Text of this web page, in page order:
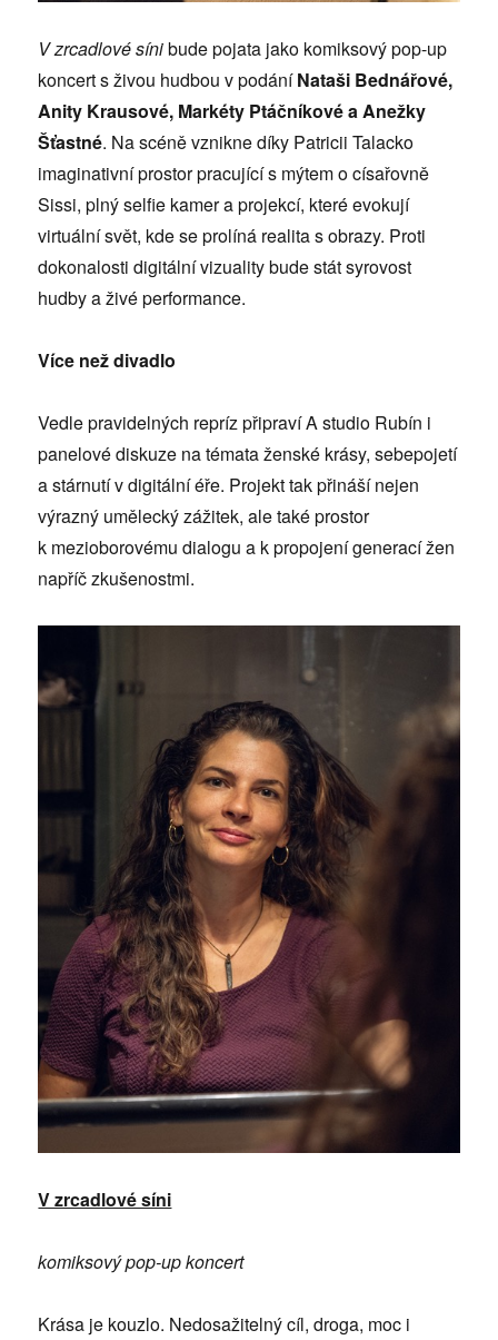
V zrcadlové sínibude pojata jako komiksový pop-up
koncert s živou hudbou v podáníNataši Bednářové,
Anity Krausové, Markéty Ptáčníkové a Anežky
Šťastné. Na scéně vznikne díky Patricii Talacko
imaginativní prostor pracující s mýtem o císařovně
Sissi, plný selfie kamer a projekcí, které evokují
virtuální svět, kde se prolíná realita s obrazy. Proti
dokonalosti digitální vizuality bude stát syrovost
hudby a živé performance.
Více než divadlo
Vedle pravidelných repríz připraví A studio Rubín i
panelové diskuze na témata ženské krásy, sebepojetí
a stárnutí v digitální éře. Projekt tak přináší nejen
výrazný umělecký zážitek, ale také prostor
k mezioborovému dialogu a k propojení generací žen
napříč zkušenostmi.
V zrcadlové síni
komiksový pop-up koncert
Krása je kouzlo. Nedosažitelný cíl, droga, moc i